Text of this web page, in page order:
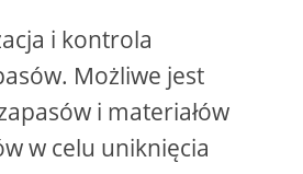
i kontrola
Możliwe jest
i materiałów
w celu uniknięcia